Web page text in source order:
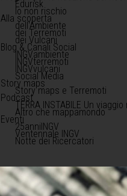
Edurisk
Io non rischio
Alla scoperta
dell'Ambiente
dei Terremoti
dei Vulcani
Blog & Canali Social
INGVambiente
INGVterremoti
INGVvulcani
Social Media
Story maps
Story maps e Terremoti
Podcast
TERRA INSTABILE Un
Altro che mappamondo
Eventi
25anniINGV
Ventennale INGV
Notte dei Ricercatori